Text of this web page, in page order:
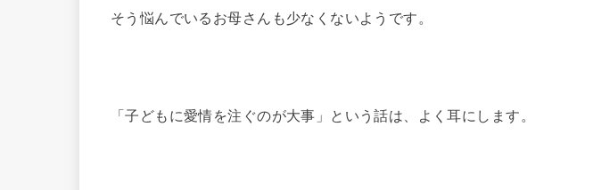
そう悩んでいるお母さんも少なくないようです。
「子どもに愛情を注ぐのが大事」という話は、よく耳にします。